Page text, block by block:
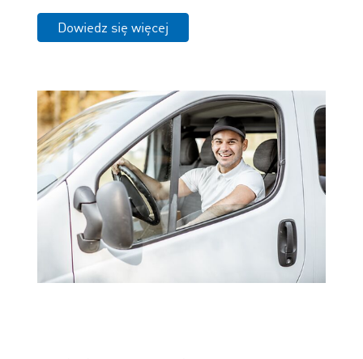
Dowiedz się więcej